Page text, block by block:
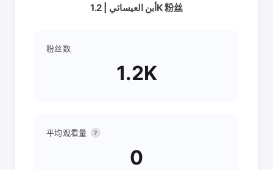
أبن العيسائي | 1.2K 粉丝
粉丝数
1.2K
平均观看量 ?
0